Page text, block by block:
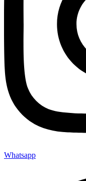
Whatsapp